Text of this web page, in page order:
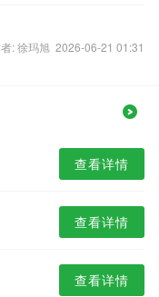
: 徐玛旭 2026-06-21 01:31
查看详情
查看详情
查看详情